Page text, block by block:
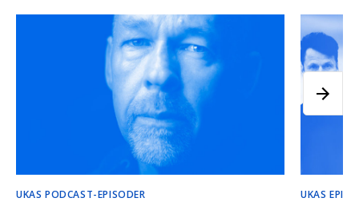
UKAS PODCAST-EPISODER UKAS